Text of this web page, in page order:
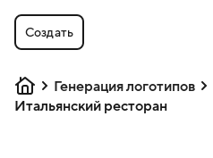
Создать
Генерация логотипов
Итальянский ресторан